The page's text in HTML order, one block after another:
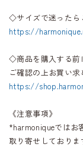
◇サイズで迷ったら
https://
◇商品を購入する前
ご確認の上お買い求
https://
《注意事項》
*harmoniqueではお
取り寄せしておりま